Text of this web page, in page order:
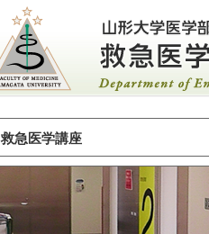
救急医学講座